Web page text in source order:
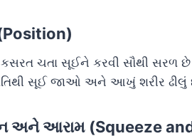
ચતા સૂઈને કરવી સૌથી સરળ છે
સૂઈ જાઓ અને આખું શરીર ઢીલું
અને આરામ (Squeeze